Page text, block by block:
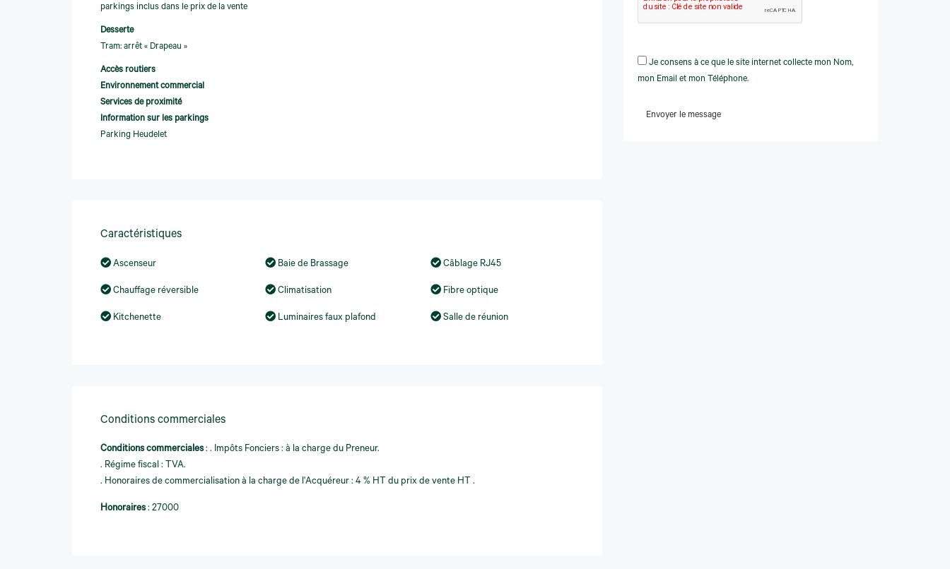
parkings inclus dans le prix de la vente
Desserte
Tram: arrêt « Drapeau »
Accès routiers
Environnement commercial
Services de proximité
Information sur les parkings
Parking Heudelet
Caractéristiques
Ascenseur Baie de Brassage Câblage RJ45
Chauffage réversible Climatisation Fibre optique
Kitchenette Luminaires faux plafond Salle de réunion
Conditions commerciales
Conditions commerciales : . Impôts Fonciers : à la charge du Preneur.
. Régime fiscal : TVA.
. Honoraires de commercialisation à la charge de l'Acquéreur : 4 % HT du prix de vente HT .
Honoraires : 27000
Je consens à ce que le site internet collecte mon Nom,
mon Email et mon Téléphone.
Envoyer le message